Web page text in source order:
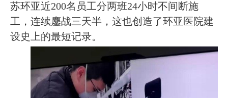
苏环亚近200名员工分两班24小时不间断施
工，连续鏖战三天半，这也创造了环亚医院建
设史上的最短记录。